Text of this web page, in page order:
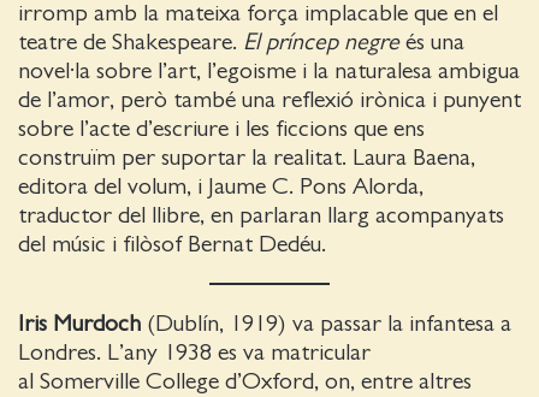
irromp amb la mateixa força implacable que en el
teatre de Shakespeare. El príncep negreés una
novel·la sobre l’art, l’egoisme i la naturalesa ambigua
de l’amor, però també una reflexió irònica i punyent
sobre l’acte d’escriure i les ficcions que ens
construïm per suportar la realitat. Laura Baena,
editora del volum, i Jaume C. Pons Alorda,
traductor del llibre, en parlaran llarg acompanyats
del músic i filòsof Bernat Dedéu.
Iris Murdoch (Dublín, 1919) va passar la infantesa a
Londres. L’any 1938 es va matricular
al Somerville College d’Oxford, on, entre altres